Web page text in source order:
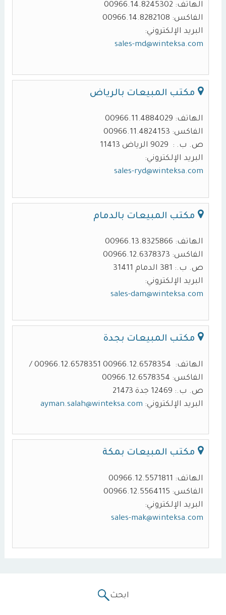
الهاتف: 00966.14.8245302
الفاكس: 00966.14.8282108
البريد الإلكتروني:
sales-md@winteksa.com
مكتب المبيعات بالرياض
الهاتف: 00966.11.4884029
الفاكس: 00966.11.4824153
ص. ب. : 9029 الرياض 11413
البريد الإلكتروني:
sales-ryd@winteksa.com
مكتب المبيعات بالدمام
الهاتف: 00966.13.8325866
الفاكس: 00966.12.6378373
ص. ب.: 381 الدمام 31411
البريد الإلكتروني:
sales-dam@winteksa.com
مكتب المبيعات بجدة
الهاتف: 00966.12.6578354 00966.12.6578351 /
الفاكس: 00966.12.6578354
ص. ب.: 12469 جدة 21473
البريد الإلكتروني: ayman.salah@winteksa.com
مكتب المبيعات بمكة
الهاتف: 00966.12.5571811
الفاكس: 00966.12.5564115
البريد الإلكتروني:
sales-mak@winteksa.com
ابحث